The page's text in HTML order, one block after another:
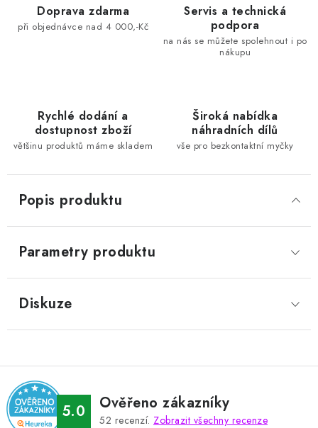
Doprava zdarma
při objednávce nad 4 000,-Kč
Servis a technická
podpora
na nás se můžete spolehnout i po
nákupu
Rychlé dodání a
dostupnost zboží
většinu produktů máme skladem
Široká nabídka
náhradních dílů
vše pro bezkontaktní myčky
Popis produktu
Parametry produktu
Diskuze
5.0 Ověřeno zákazníky
52 recenzí. Zobrazit všechny recenze